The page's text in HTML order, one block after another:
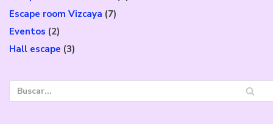
Escape room Vizcaya (7)
Eventos (2)
Hall escape (3)